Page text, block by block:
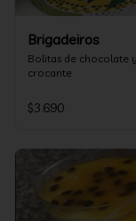
Brigadeiros
Bolitas de chocolate
crocante
$3.690